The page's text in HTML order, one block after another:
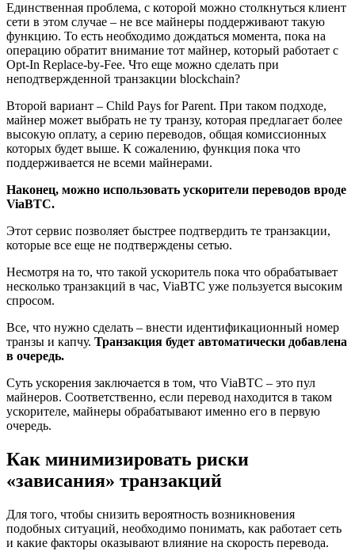
Единственная проблема, с которой можно столкнуться клиент
сети в этом случае – не все майнеры поддерживают такую
функцию. То есть необходимо дождаться момента, пока на
операцию обратит внимание тот майнер, который работает с
Opt-In Replace-by-Fee. Что еще можно сделать при
неподтвержденной транзакции blockchain?
Второй вариант – Child Pays for Parent. При таком подходе,
майнер может выбрать не ту транзу, которая предлагает более
высокую оплату, а серию переводов, общая комиссионных
которых будет выше. К сожалению, функция пока что
поддерживается не всеми майнерами.
Наконец, можно использовать ускорители переводов вроде
ViaBTC.
Этот сервис позволяет быстрее подтвердить те транзакции,
которые все еще не подтверждены сетью.
Несмотря на то, что такой ускоритель пока что обрабатывает
несколько транзакций в час, ViaBTC уже пользуется высоким
спросом.
Все, что нужно сделать – внести идентификационный номер
транзы и капчу. Транзакция будет автоматически добавлена
в очередь.
Суть ускорения заключается в том, что ViaBTC – это пул
майнеров. Соответственно, если перевод находится в таком
ускорителе, майнеры обрабатывают именно его в первую
очередь.
Как минимизировать риски
«зависания» транзакций
Для того, чтобы снизить вероятность возникновения
подобных ситуаций, необходимо понимать, как работает сеть
и какие факторы оказывают влияние на скорость перевода.